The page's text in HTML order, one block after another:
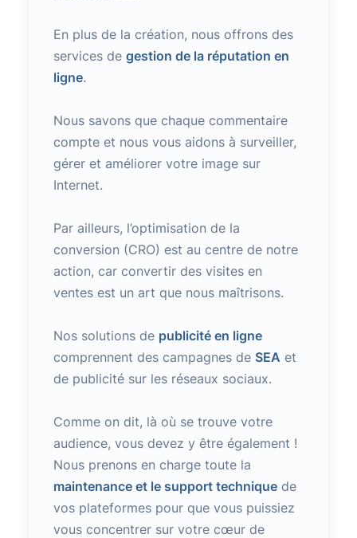
En plus de la création, nous offrons des
services de gestion de la réputation en
ligne.
Nous savons que chaque commentaire
compte et nous vous aidons à surveiller,
gérer et améliorer votre image sur
Internet.
Par ailleurs, l’optimisation de la
conversion (CRO) est au centre de notre
action, car convertir des visites en
ventes est un art que nous maîtrisons.
Nos solutions de publicité en ligne
comprennent des campagnes de SEA et
de publicité sur les réseaux sociaux.
Comme on dit, là où se trouve votre
audience, vous devez y être également !
Nous prenons en charge toute la
maintenance et le support techniquede
vos plateformes pour que vous puissiez
vous concentrer sur votre cœur de